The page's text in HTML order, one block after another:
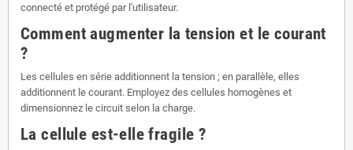
connecté et protégé par l'utilisateur.
Comment augmenter la tension et le courant
?
Les cellules en série additionnent la tension ; en parallèle, elles
additionnent le courant. Employez des cellules homogènes et
dimensionnez le circuit selon la charge.
La cellule est-elle fragile ?